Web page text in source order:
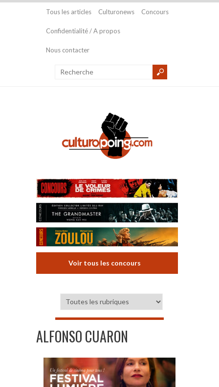
Tous les articles Culturonews Concours
Confidentialité / A propos
Nous contacter
Voir tous les concours
ALFONSO CUARON